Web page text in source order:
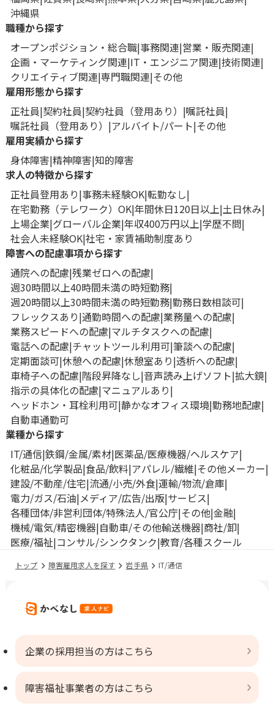
沖縄県
職種から探す
オープンポジション・総合職 事務関連 営業・販売関連
企画・マーケティング関連 IT・エンジニア関連 技術関連
クリエイティブ関連 専門職関連 その他
雇用形態から探す
正社員 契約社員 契約社員（登用あり）
嘱託社員
嘱託社員（登用あり）
アルバイト/パート その他
雇用実績から探す
身体障害 精神障害 知的障害
求人の特徴から探す
正社員登用あり 事務未経験OK 転勤なし
在宅勤務（テレワーク）OK 年間休日120日以上 土日休み
上場企業 グローバル企業 年収400万円以上 学歴不問
社会人未経験OK 社宅・家賃補助制度あり
障害への配慮事項から探す
通院への配慮 残業ゼロへの配慮
週30時間以上40時間未満の時短勤務
週20時間以上30時間未満の時短勤務 勤務日数相談可
フレックスあり 通勤時間への配慮 業務量への配慮
業務スピードへの配慮 マルチタスクへの配慮
電話への配慮 チャットツール利用可 筆談への配慮
定期面談可 休憩への配慮 休憩室あり 透析への配慮
車椅子への配慮 階段昇降なし 音声読み上げソフト 拡大鏡
指示の具体化の配慮 マニュアルあり
ヘッドホン・耳栓利用可 静かなオフィス環境 勤務地配慮
自動車通勤可
業種から探す
IT/通信 鉄鋼/金属/素材 医薬品/医療機器/ヘルスケア
化粧品/化学製品 食品/飲料 アパレル/繊維 その他メーカー
建設/不動産/住宅 流通/小売/外食 運輸/物流/倉庫
電力/ガス/石油 メディア/広告/出版 サービス
各種団体/非営利団体/特殊法人/官公庁 その他 金融
機械/電気/精密機器 自動車/その他輸送機器 商社/卸
医療/福祉 コンサル/シンクタンク 教育/各種スクール
トップ 障害雇用求人を探す 岩手県 IT/通信
企業の採用担当の方はこちら
障害福祉事業者の方はこちら